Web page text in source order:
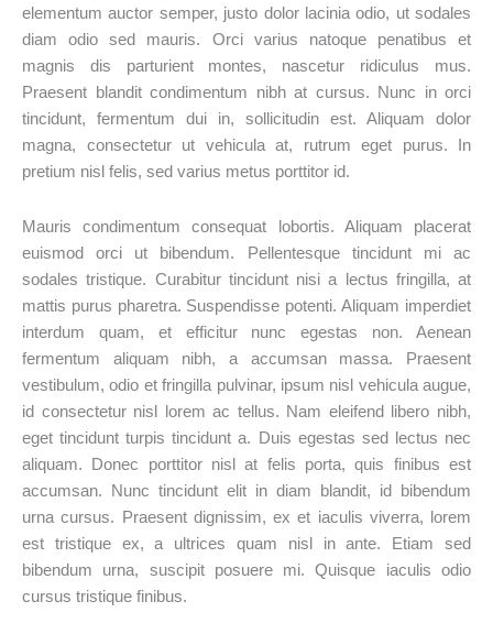
elementum auctor semper, justo dolor lacinia odio, ut sodales
diam odio sed mauris. Orci varius natoque penatibus et
magnis dis parturient montes, nascetur ridiculus mus.
Praesent blandit condimentum nibh at cursus. Nunc in orci
tincidunt, fermentum dui in, sollicitudin est. Aliquam dolor
magna, consectetur ut vehicula at, rutrum eget purus. In
pretium nisl felis, sed varius metus porttitor id.
Mauris condimentum consequat lobortis. Aliquam placerat
euismod orci ut bibendum. Pellentesque tincidunt mi ac
sodales tristique. Curabitur tincidunt nisi a lectus fringilla, at
mattis purus pharetra. Suspendisse potenti. Aliquam imperdiet
interdum quam, et efficitur nunc egestas non. Aenean
fermentum aliquam nibh, a accumsan massa. Praesent
vestibulum, odio et fringilla pulvinar, ipsum nisl vehicula augue,
id consectetur nisl lorem ac tellus. Nam eleifend libero nibh,
eget tincidunt turpis tincidunt a. Duis egestas sed lectus nec
aliquam. Donec porttitor nisl at felis porta, quis finibus est
accumsan. Nunc tincidunt elit in diam blandit, id bibendum
urna cursus. Praesent dignissim, ex et iaculis viverra, lorem
est tristique ex, a ultrices quam nisl in ante. Etiam sed
bibendum urna, suscipit posuere mi. Quisque iaculis odio
cursus tristique finibus.